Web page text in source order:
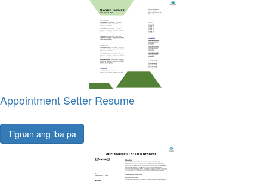
Appointment Setter Resume
Tignan ang iba pa